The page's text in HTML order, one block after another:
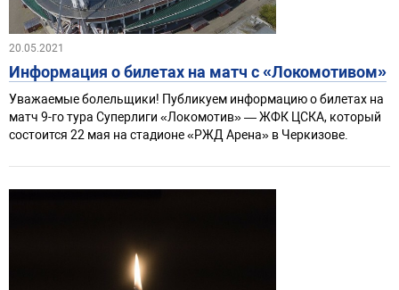
20.05.2021
Информация о билетах на матч с «Локомотивом»
Уважаемые болельщики! Публикуем информацию о билетах на
матч 9-го тура Суперлиги «Локомотив» — ЖФК ЦСКА, который
состоится 22 мая на стадионе «РЖД Арена» в Черкизове.